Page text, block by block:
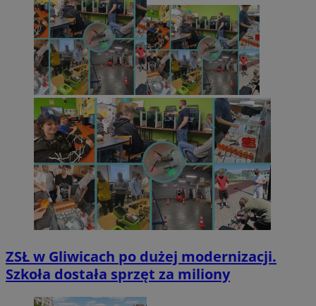
ZSŁ w Gliwicach po dużej modernizacji.
Szkoła dostała sprzęt za miliony